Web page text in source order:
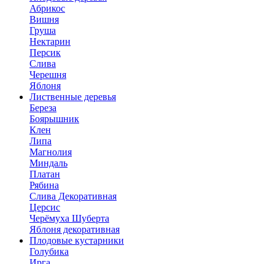
Абрикос
Вишня
Груша
Нектарин
Персик
Слива
Черешня
Яблоня
Лиственные деревья
Береза
Боярышник
Клен
Липа
Магнолия
Миндаль
Платан
Рябина
Слива Декоративная
Церсис
Черёмуха Шуберта
Яблоня декоративная
Плодовые кустарники
Голубика